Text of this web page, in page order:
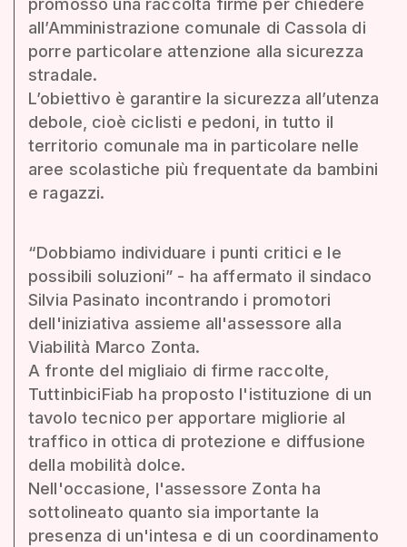
promosso una raccolta firme per chiedere
all’Amministrazione comunale di Cassola di
porre particolare attenzione alla sicurezza
stradale.
L’obiettivo è garantire la sicurezza all’utenza
debole, cioè ciclisti e pedoni, in tutto il
territorio comunale ma in particolare nelle
aree scolastiche più frequentate da bambini
e ragazzi.
“Dobbiamo individuare i punti critici e le
possibili soluzioni” - ha affermato il sindaco
Silvia Pasinato incontrando i promotori
dell'iniziativa assieme all'assessore alla
Viabilità Marco Zonta.
A fronte del migliaio di firme raccolte,
TuttinbiciFiab ha proposto l'istituzione di un
tavolo tecnico per apportare migliorie al
traffico in ottica di protezione e diffusione
della mobilità dolce.
Nell'occasione, l'assessore Zonta ha
sottolineato quanto sia importante la
presenza di un'intesa e di un coordinamento